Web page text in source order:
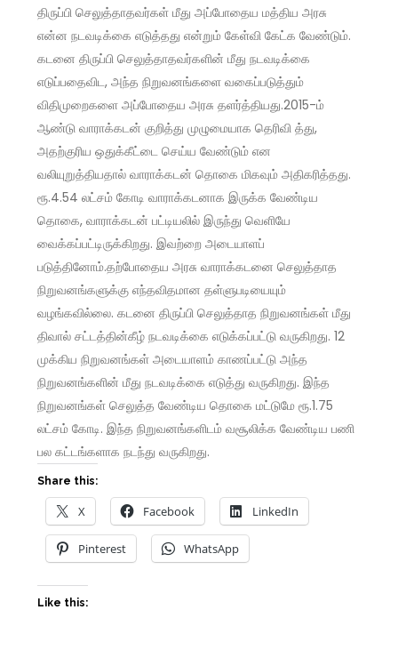
திருப்பி செலுத்தாதவர்கள் மீது அப்போதைய மத்திய அரசு
என்ன நடவடிக்கை எடுத்தது என்றும் கேள்வி கேட்க வேண்டும்.
கடனை திருப்பி செலுத்தாதவர்களின் மீது நடவடிக்கை
எடுப்பதைவிட, அந்த நிறுவனங்களை வகைப்படுத்தும்
விதிமுறைகளை அப்போதைய அரசு தளர்த்தியது.2015-ம்
ஆண்டு வாராக்கடன் குறித்து முழுமையாக தெரிவி த்து,
அதற்குரிய ஒதுக்கீட்டை செய்ய வேண்டும் என
வலியுறுத்தியதால் வாராக்கடன் தொகை மிகவும் அதிகரித்தது.
ரூ.4.54 லட்சம் கோடி வாராக்கடனாக இருக்க வேண்டிய
தொகை, வாராக்கடன் பட்டியலில் இருந்து வெளியே
வைக்கப்பட்டிருக்கிறது. இவற்றை அடையாளப்
படுத்தினோம்.தற்போதைய அரசு வாராக்கடனை செலுத்தாத
நிறுவனங்களுக்கு எந்தவிதமான தள்ளுபடியையும்
வழங்கவில்லை. கடனை திருப்பி செலுத்தாத நிறுவனங்கள் மீது
திவால் சட்டத்தின்கீழ் நடவடிக்கை எடுக்கப்பட்டு வருகிறது. 12
முக்கிய நிறுவனங்கள் அடையாளம் காணப்பட்டு அந்த
நிறுவனங்களின் மீது நடவடிக்கை எடுத்து வருகிறது. இந்த
நிறுவனங்கள் செலுத்த வேண்டிய தொகை மட்டுமே ரூ.1.75
லட்சம் கோடி. இந்த நிறுவனங்களிடம் வசூலிக்க வேண்டிய பணி
பல கட்டங்களாக நடந்து வருகிறது.
Share this:
X Facebook LinkedIn
Pinterest WhatsApp
Like this: